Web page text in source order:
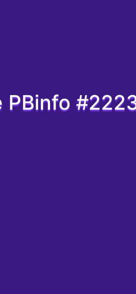
PBinfo